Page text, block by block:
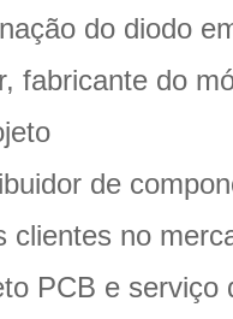
do diodo
fabricante do
de
clientes no
PCB e serviço